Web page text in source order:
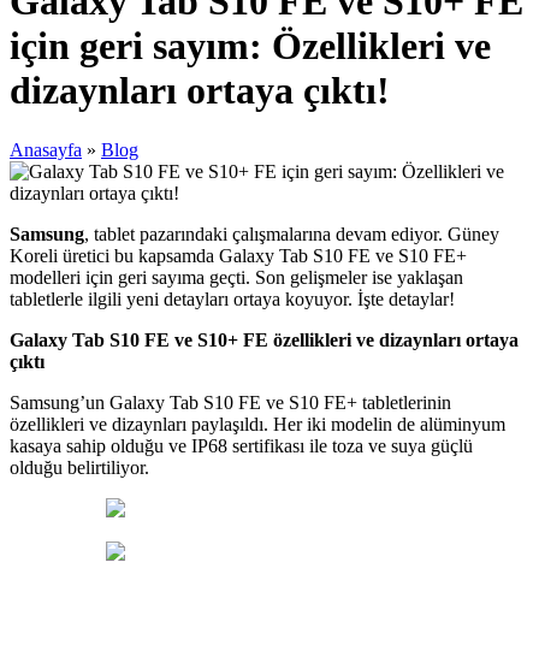
için geri sayım: Özellikleri ve
dizaynları ortaya çıktı!
Anasayfa » Blog
Samsung, tablet pazarındaki çalışmalarına devam ediyor. Güney
Koreli üretici bu kapsamda Galaxy Tab S10 FE ve S10 FE+
modelleri için geri sayıma geçti. Son gelişmeler ise yaklaşan
tabletlerle ilgili yeni detayları ortaya koyuyor. İşte detaylar!
Galaxy Tab S10 FE ve S10+ FE özellikleri ve dizaynları ortaya
çıktı
Samsung’un Galaxy Tab S10 FE ve S10 FE+ tabletlerinin
özellikleri ve dizaynları paylaşıldı. Her iki modelin de alüminyum
kasaya sahip olduğu ve IP68 sertifikası ile toza ve suya güçlü
olduğu belirtiliyor.